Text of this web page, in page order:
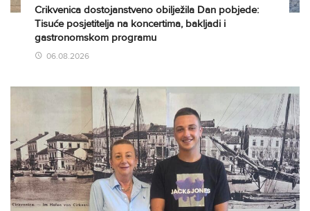
Crikvenica dostojanstveno obilježila Dan pobjede:
Tisuće posjetitelja na koncertima, bakljadi i
gastronomskom programu
06.08.2026